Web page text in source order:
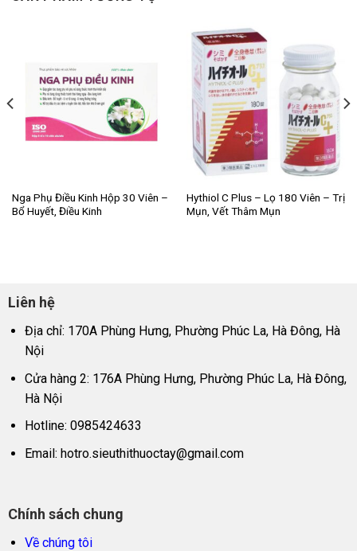
Nga Phụ Điều Kinh Hộp 30 Viên –
Bổ Huyết, Điều Kinh
Hythiol C Plus – Lọ 180 Viên – Trị
Mụn, Vết Thâm Mụn
Liên hệ
Địa chỉ: 170A Phùng Hưng, Phường Phúc La, Hà Đông, Hà
Nội
Cửa hàng 2: 176A Phùng Hưng, Phường Phúc La, Hà Đông,
Hà Nội
Hotline: 0985424633
Email: hotro.sieuthithuoctay@gmail.com
Chính sách chung
Về chúng tôi